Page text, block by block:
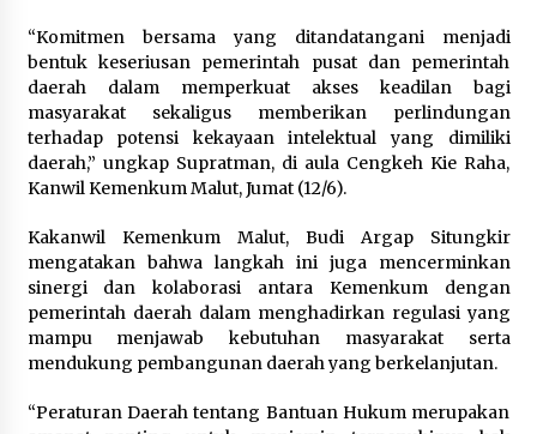
Wali Kota Serang Budi Rustandi
Berikan Penghargaan kepada
Pemenang Sayembara Logo HUT ke-
19 Kota Serang
5 Agustus 2026
Polres Cilegon Gelar Apel
Kesiapsiagaan Hadapi Ancaman
Kebakaran Akibat Fenomena El Niño
5 Agustus 2026
“Komitmen bersama yang ditandatangani menjadi
bentuk keseriusan pemerintah pusat dan pemerintah
daerah dalam memperkuat akses keadilan bagi
masyarakat sekaligus memberikan perlindungan
terhadap potensi kekayaan intelektual yang dimiliki
daerah,” ungkap Supratman, di aula Cengkeh Kie Raha,
Kanwil Kemenkum Malut, Jumat (12/6).
Kakanwil Kemenkum Malut, Budi Argap Situngkir
mengatakan bahwa langkah ini juga mencerminkan
sinergi dan kolaborasi antara Kemenkum dengan
pemerintah daerah dalam menghadirkan regulasi yang
mampu menjawab kebutuhan masyarakat serta
mendukung pembangunan daerah yang berkelanjutan.
“Peraturan Daerah tentang Bantuan Hukum merupakan